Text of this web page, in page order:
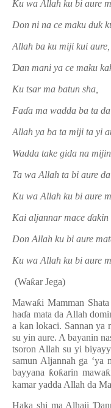
Ku wa Allah ku bi aure
Don ni na ce maku duk
Allah ba ku miji kui aure,
Ɗan mani ya ce maku
Ku tsar ma batun sha,
Faɗa ma wadda ba ta da
Allah ya ba ta miji ta yi
Wadda take gida na
Ta wa Allah ta bi aure
Ku wa Allah ku bi aure
Kai aljannar mace ɗakin
Don Allah ku bi aure
Ku wa Allah ku bi aure
(Waƙar Jega)
Mawaƙi Mamman
haɗa mata da Allah
a kan lokaci. Sannan ya
su yin aure. A bayanin
tsoron Allah su yi
samun Aljannah ga ‘ya
bayyana ƙoƙarin mawaƙ
kamar yadda Allah da
Haka shi ma AlhajiƊ